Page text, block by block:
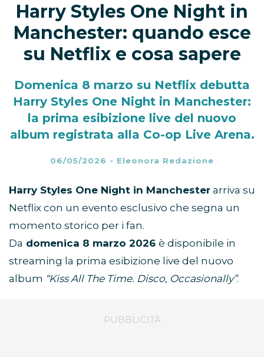
Harry Styles One Night in
Manchester: quando esce
su Netflix e cosa sapere
Domenica 8 marzo su Netflix debutta
Harry Styles One Night in Manchester:
la prima esibizione live del nuovo
album registrata alla Co-op Live Arena.
06/05/2026 - Eleonora Redazione
Harry Styles One Night in Manchester arriva su
Netflix con un evento esclusivo che segna un
momento storico per i fan.
Da domenica 8 marzo 2026 è disponibile in
streaming la prima esibizione live del nuovo
album “Kiss All The Time. Disco, Occasionally”.